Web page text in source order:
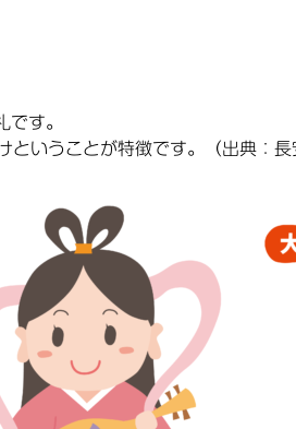
す。
いうことが特徴です。（出典：長